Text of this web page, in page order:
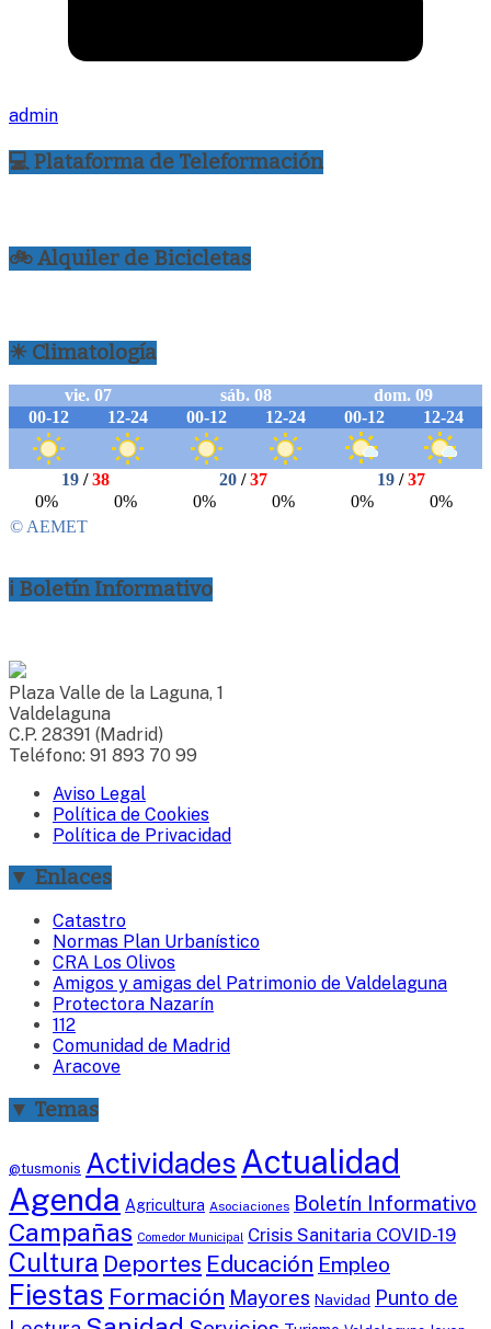
admin
💻 Plataforma de Teleformación
🚲 Alquiler de Bicicletas
☀ Climatología
ℹ Boletín Informativo
Plaza Valle de la Laguna, 1
Valdelaguna
C.P. 28391 (Madrid)
Teléfono: 91 893 70 99
Aviso Legal
Política de Cookies
Política de Privacidad
▼ Enlaces
Catastro
Normas Plan Urbanístico
CRA Los Olivos
Amigos y amigas del Patrimonio de Valdelaguna
Protectora Nazarín
112
Comunidad de Madrid
Aracove
▼ Temas
@tusmonis ActividadesActualidad
Agenda Agricultura Asociaciones Boletín Informativo
Campañas Comedor Municipal Crisis Sanitaria COVID-19
Cultura Deportes Educación Empleo
Fiestas Formación Mayores Navidad Punto de